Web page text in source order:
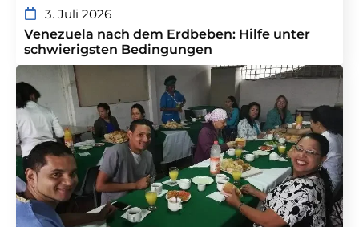
3. Juli 2026
Venezuela nach dem Erdbeben: Hilfe unter
schwierigsten Bedingungen